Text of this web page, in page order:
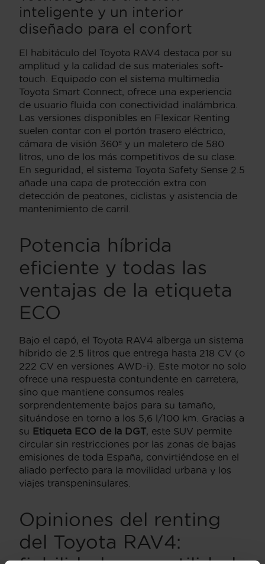
inteligente y un interior
diseñado para el confort
El habitáculo del Toyota RAV4 destaca por su
amplitud y la calidad de sus materiales soft-
touch. Equipado con el sistema multimedia
Toyota Smart Connect, ofrece una experiencia
de usuario fluida con conectividad inalámbrica.
Las versiones disponibles en Flexicar Renting
suelen contar con el portón trasero eléctrico,
cámara de visión 360º y un maletero de 580
litros, uno de los más competitivos de su clase.
En seguridad, el sistema Toyota Safety Sense 2.5
añade una capa de protección extra con
detección de peatones, ciclistas y asistencia de
mantenimiento de carril.
Potencia híbrida
eficiente y todas las
ventajas de la etiqueta
ECO
Bajo el capó, el Toyota RAV4 alberga un sistema
híbrido de 2.5 litros que entrega hasta 218 CV (o
222 CV en versiones AWD-i). Este motor no solo
ofrece una respuesta contundente en carretera,
sino que mantiene consumos reales
sorprendentemente bajos para su tamaño,
situándose en torno a los 5,6 l/100 km. Gracias a
su Etiqueta ECO de la DGT, este SUV permite
circular sin restricciones por las zonas de bajas
emisiones de toda España, convirtiéndose en el
aliado perfecto para la movilidad urbana y los
viajes transpeninsulares.
Opiniones del renting
del Toyota RAV4: